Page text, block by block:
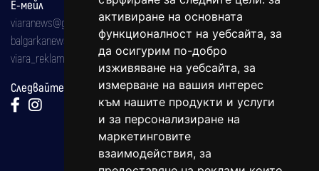
активиране на основната
функционалност на уебсайта, за
да осигурим по-добро
изживяване на уебсайта, за
измерване на вашия интерес
към нашите продукти и услуги
и за персонализиране на
маркетинговите
взаимодействия, за
Е-мейл
viaranews@gmail.com
balgarkanews@gmail.com
viara_reklama@mail.bg
Следвайте ни: